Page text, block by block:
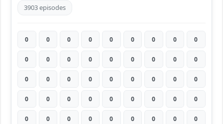
3903 episodes
0 0 0 0 0 0 0 0 0
0 0 0 0 0 0 0 0 0
0 0 0 0 0 0 0 0 0
0 0 0 0 0 0 0 0 0
0 0 0 0 0 0 0 0 0